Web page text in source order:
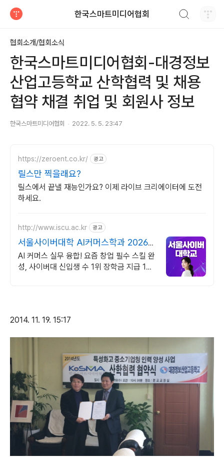
한국스마트미디어협회
협회소개/협회소식
한국스마트미디어협회-대경정보
산업고등학교 산학협력 및 채용
협약 채결 취업 및 회원사 정보
한국스마트미디어협회 2022. 5. 5. 23:47
https://zeroent.co.kr/ 광고
릴스만 찍을래요?
릴스에서 끝낼 재능인가요? 이제 라이브 크리에이터에 도전
하세요.
http://www.iscu.ac.kr 광고
서울사이버대학 AI커머스학과 2026
가을학기 신편입생
AI 커머스 실무 융합! 요즘 창업 필수 스킬 완
성, 사이버대 신입생 수 1위 장학금 지급 1위,
2014. 11. 19. 15:17